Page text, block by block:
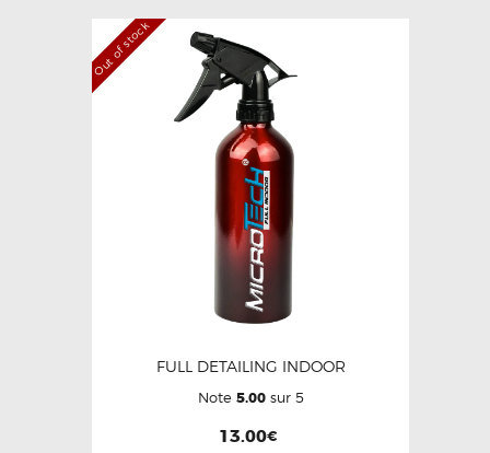
Out of stock
FULL DETAILING INDOOR
Note 5.00sur 5
13.00€